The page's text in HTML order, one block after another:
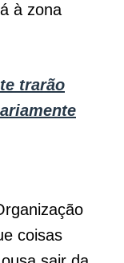
à zona
trarão
coisas